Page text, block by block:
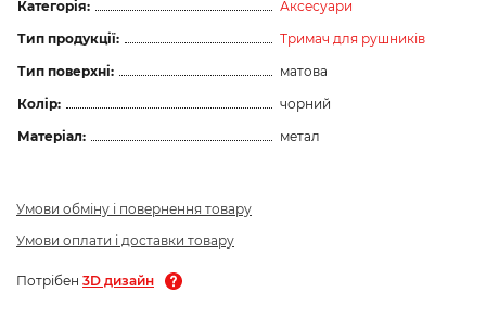
Категорія:
Аксесуари
Тип продукції:
Тримач для рушників
Тип поверхні:
матова
Колір:
чорний
Матеріал:
метал
Умови обміну і повернення товару
Умови оплати і доставки товару
Потрібен 3D дизайн